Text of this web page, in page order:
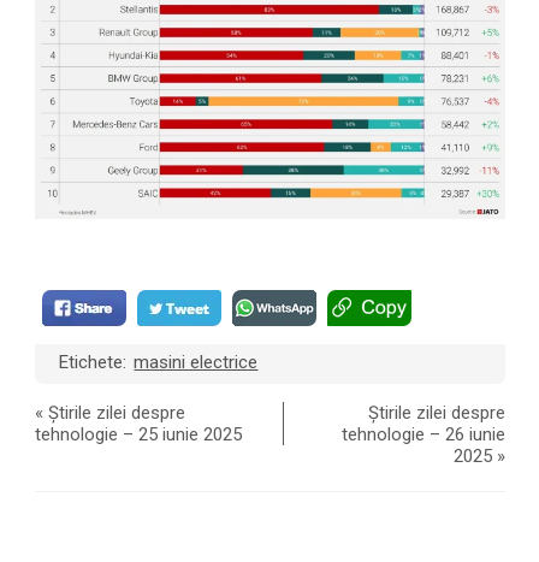
Etichete: masini electrice
«Știrile zilei despre
tehnologie – 25 iunie 2025
Știrile zilei despre
tehnologie – 26 iunie
2025 »